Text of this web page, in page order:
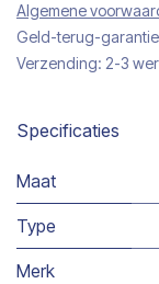
Algemene
Geld-terug-
Verzending: 2-3
Specificaties
Maat
Type
Merk